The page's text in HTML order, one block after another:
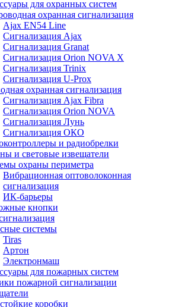
для охранных систем
охранная сигнализация
Ajax EN54 Line
Сигнализация Ajax
Сигнализация Granat
Сигнализация Orion NOVA X
Сигнализация Trinix
Сигнализация U-Prox
охранная сигнализация
Сигнализация Ajax Fibra
Сигнализация Orion NOVA
Сигнализация Лунь
Сигнализация ОКО
и радиобрелки
и световые извещатели
охраны периметра
Вибрационная оптоволоконная
сигнализация
ИК-барьеры
кнопки
системы
Tiras
Артон
Электронмаш
для пожарных систем
пожарной сигнализации
коробки